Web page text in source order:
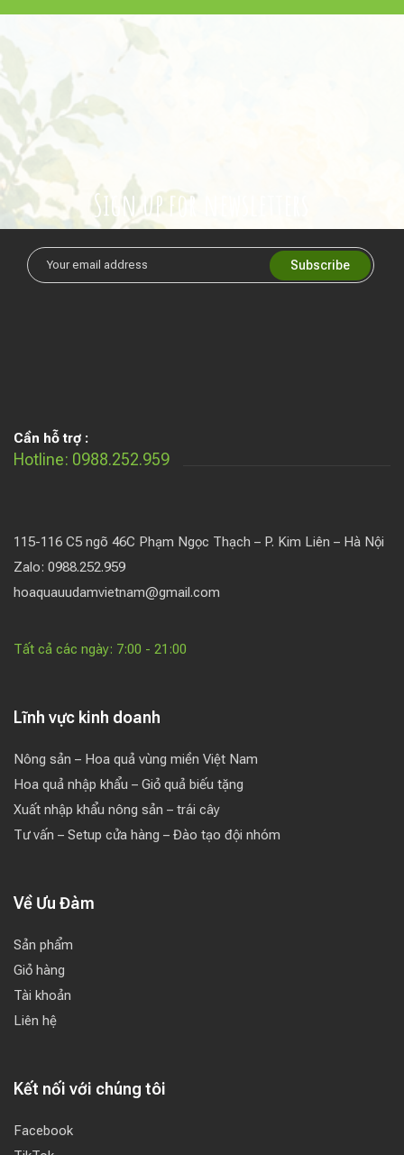
Sign up for newsletters
Cần hỗ trợ :
Hotline: 0988.252.959
115-116 C5 ngõ 46C Phạm Ngọc Thạch – P. Kim Liên – Hà Nội
Zalo: 0988.252.959
hoaquauudamvietnam@gmail.com
Tất cả các ngày: 7:00 - 21:00
Lĩnh vực kinh doanh
Nông sản – Hoa quả vùng miền Việt Nam
Hoa quả nhập khẩu – Giỏ quả biếu tặng
Xuất nhập khẩu nông sản – trái cây
Tư vấn – Setup cửa hàng – Đào tạo đội nhóm
Về Ưu Đàm
Sản phẩm
Giỏ hàng
Tài khoản
Liên hệ
Kết nối với chúng tôi
Facebook